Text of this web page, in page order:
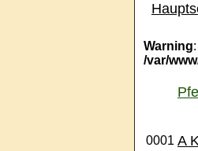
Warning
/var/
0001 A